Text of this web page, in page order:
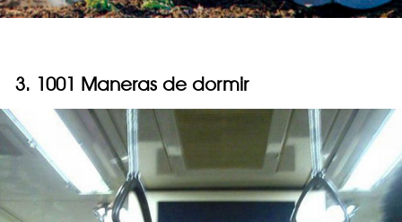
3. 1001 Maneras de dormir